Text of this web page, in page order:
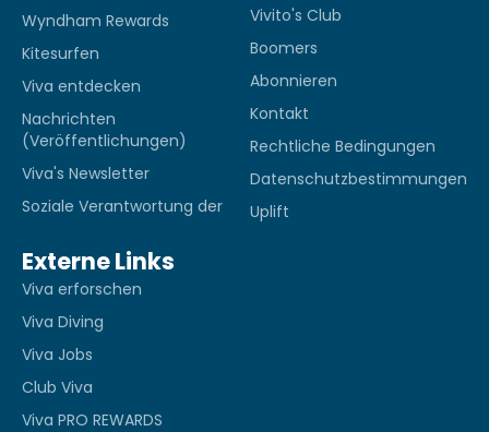
Wyndham Rewards
Kitesurfen
Viva entdecken
Nachrichten
(Veröffentlichungen)
Viva's Newsletter
Soziale Verantwortung der
Vivito's Club
Boomers
Abonnieren
Kontakt
Rechtliche Bedingungen
Datenschutzbestimmungen
Uplift
Externe Links
Viva erforschen
Viva Diving
Viva Jobs
Club Viva
Viva PRO REWARDS